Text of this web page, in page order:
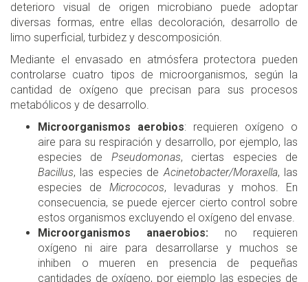
deterioro visual de origen microbiano puede adoptar
diversas formas, entre ellas decoloración, desarrollo de
limo superficial, turbidez y descomposición.
Mediante el envasado en atmósfera protectora pueden
controlarse cuatro tipos de microorganismos, según la
cantidad de oxígeno que precisan para sus procesos
metabólicos y de desarrollo.
Microorganismos aerobios: requieren oxígeno o
aire para su respiración y desarrollo, por ejemplo, las
especies de Pseudomonas, ciertas especies de
Bacillus, las especies deAcinetobacter/Moraxella, las
especies de Micrococos, levaduras y mohos. En
consecuencia, se puede ejercer cierto control sobre
estos organismos excluyendo el oxígeno del envase.
Microorganismos anaerobios: no requieren
oxígeno ni aire para desarrollarse y muchos se
inhiben o mueren en presencia de pequeñas
cantidades de oxígeno, por ejemplo las especies de